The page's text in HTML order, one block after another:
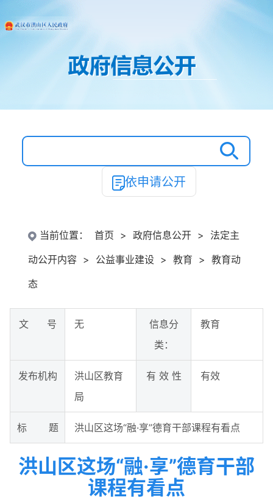
依申请公开
当前位置： 首页 > 政府信息公开 >
法定主
动公开内容 > 公益事业建设 > 教育 > 教育动
态
文 号 无
信息分
类：
教育
发布机构
洪山区教育
局
有 效 性 有效
标 题 洪山区这场“融·享”德育干部课程有看点
洪山区这场“融·享”德育干部
课程有看点